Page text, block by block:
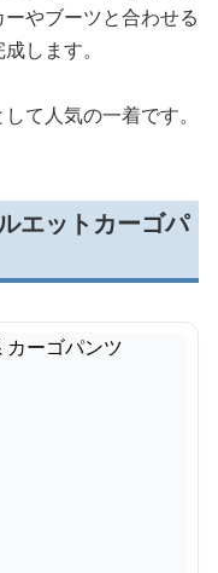
やブーツと合わせる
します。
て人気の一着です。
エットカーゴパ